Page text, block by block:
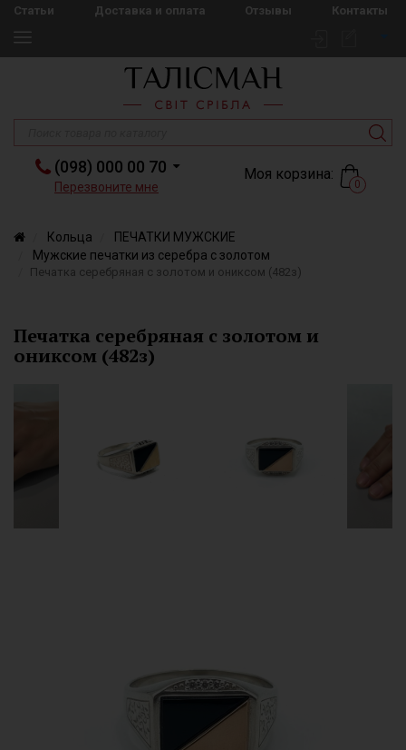
Статьи Доставка и оплата Отзывы Контакты
(098) 000 00 70
Перезвоните мне
Моя корзина:
0
Кольца
ПЕЧАТКИ МУЖСКИЕ
Мужские печатки из серебра с золотом
Печатка серебряная с золотом и ониксом (482з)
Печатка серебряная с золотом и
ониксом (482з)